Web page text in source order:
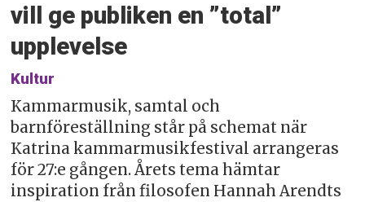
vill ge publiken en ”total”
upplevelse
Kultur
Kammarmusik, samtal och
barnföreställning står på schemat när
Katrina kammarmusikfestival arrangeras
för 27:e gången. Årets tema hämtar
inspiration från filosofen Hannah Arendts